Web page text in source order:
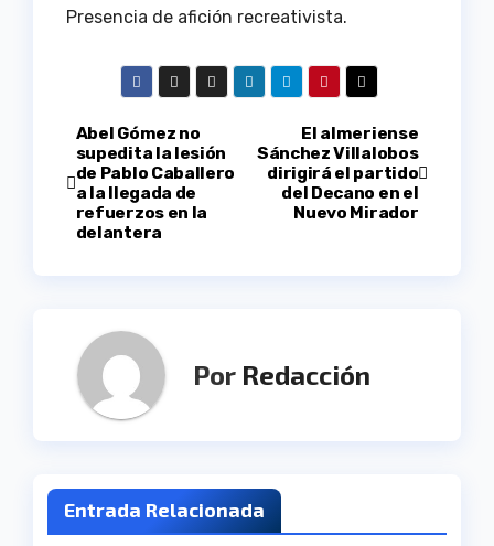
Presencia de afición recreativista.
Navegación
de
entradas
El almeriense
Sánchez Villalobos
dirigirá el partido
del Decano en el
Nuevo Mirador
Abel Gómez no
supedita la lesión
de Pablo Caballero
a la llegada de
refuerzos en la
delantera
Por Redacción
Entrada Relacionada